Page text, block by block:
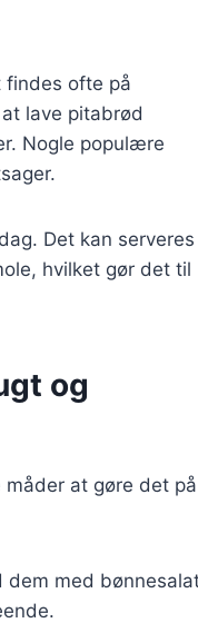
findes ofte på
lave pitabrød
Nogle populære
Det kan serveres
hvilket gør det til
og
at gøre det på
dem med